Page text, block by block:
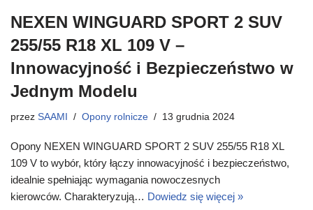
NEXEN WINGUARD SPORT 2 SUV
255/55 R18 XL 109 V –
Innowacyjność i Bezpieczeństwo w
Jednym Modelu
przez SAAMI Opony rolnicze 13 grudnia 2024
Opony NEXEN WINGUARD SPORT 2 SUV 255/55 R18 XL
109 V to wybór, który łączy innowacyjność i bezpieczeństwo,
idealnie spełniając wymagania nowoczesnych
kierowców. Charakteryzują… Dowiedz się więcej »